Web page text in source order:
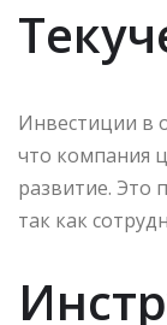
Инвестиции в
что компания
развитие. Это
так как